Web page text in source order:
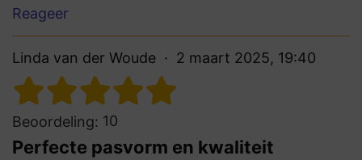
Reageer
Linda van der Woude 2 maart 2025, 19:40
Beoordeling: 10
Perfecte pasvorm en kwaliteit